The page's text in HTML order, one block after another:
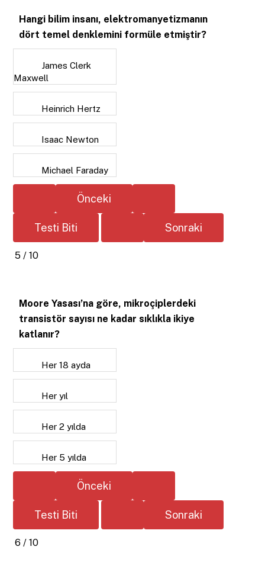
Hangi bilim insanı, elektromanyetizmanın
dört temel denklemini formüle etmiştir?
James Clerk
Maxwell
Heinrich Hertz
Isaac Newton
Michael Faraday
5 / 10
Moore Yasası’na göre, mikroçiplerdeki
transistör sayısı ne kadar sıklıkla ikiye
katlanır?
Her 18 ayda
Her yıl
Her 2 yılda
Her 5 yılda
6 / 10